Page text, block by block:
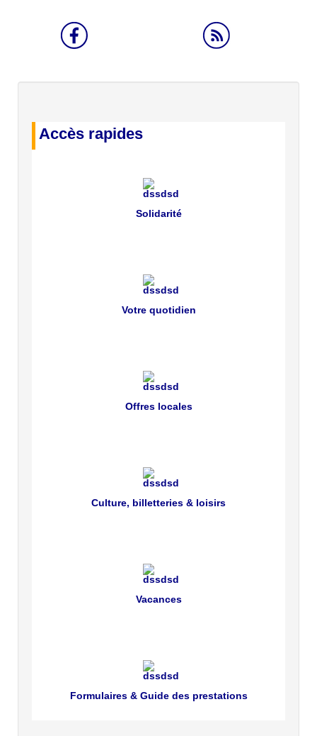
Accès rapides
Solidarité
Votre quotidien
Offres locales
Culture, billetteries & loisirs
Vacances
Formulaires & Guide des prestations